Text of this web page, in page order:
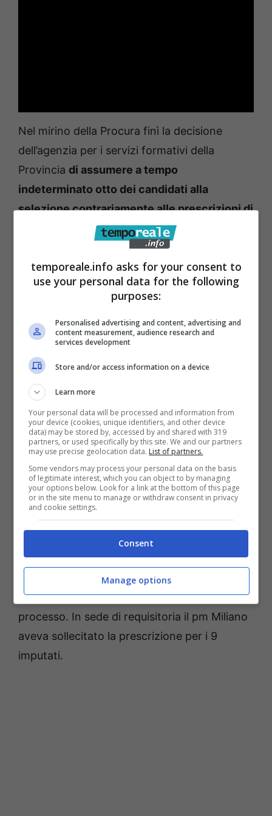
Nel mirino della Procura finì la decisione
dell’agenzia per i servizi formativi della
Provincia di assumere a tempo
indeterminato otto dei candidati alla
selezione contrariamente alle prescrizioni di
un decreto leggeche, modificato
successivamente, stabiliva il divieto di
procedere all’assunzione di personale a
tempo indeterminato da parte delle Province
concedendo a quest’ultime la facoltà di
prorogare sino al 31 dicembre 2016 i contratti
di lavoro a tempo determinato.
degli imputati, assistiti dagli avvocati
Giovanni Lauretti, Giovanni Quadrino,
Antonio Cardinale, Pierluigi Avallone,
Massimo e Renato Negroni, Marco Gubitosa,
Atonio Toscano e Fabrizio De Cersare,
assunzioni riguardasse sì la Provincia ma
non una società controllata dello stesso
ente di via Costache, pertanto, poteva
beneficiare di una “finestra” normativa per
dar vita ad una selezione che, dopo l’iniziale
assunzione di tre persone, ha riguardato il 15
ottobre 2014 gli otto candidati finiti sotto
processo. In sede di requisitoria il pm Miliano
aveva sollecitato la prescrizione per i 9
imputati.
temporeale.info asks for your consent to
use your personal data for the following
purposes:
Personalised advertising and content, advertising and
content measurement, audience research and
services development
Store and/or access information on a device
Learn more
Your personal data will be processed and information from
your device (cookies, unique identifiers, and other device
data) may be stored by, accessed by and shared with 319
partners, or used specifically by this site. We and our partners
may use precise geolocation data. List of partners.
Some vendors may process your personal data on the basis
of legitimate interest, which you can object to by managing
your options below. Look for a link at the bottom of this page
or in the site menu to manage or withdraw consent in privacy
and cookie settings.
Consent
Manage options